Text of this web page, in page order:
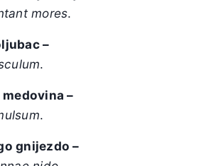
mores.
–
.
–
.
gnijezdo –